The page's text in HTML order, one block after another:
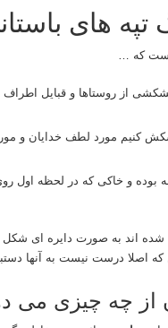
تپه های
که …
از روستاها و قبایل اطراف
کنیم مورد لطف خدایان و
بوده و خاکی که در لحظه اول
اند به صورت دایره ای شکل
اصلا درست نیست به آنها
از چه چیزی می